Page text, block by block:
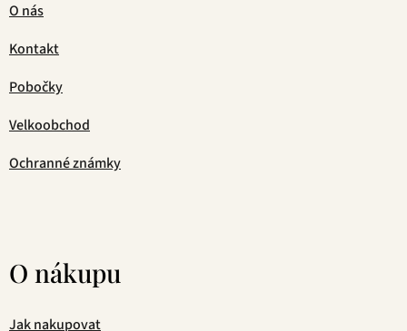
O nás
Kontakt
Pobočky
Velkoobchod
Ochranné známky
O nákupu
Jak nakupovat